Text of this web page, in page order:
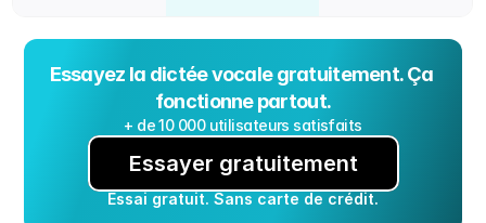
Essayez la dictée vocale gratuitement. Ça
fonctionne partout.
+ de 10 000 utilisateurs satisfaits
Essai gratuit. Sans carte de crédit.
Essayer gratuitement